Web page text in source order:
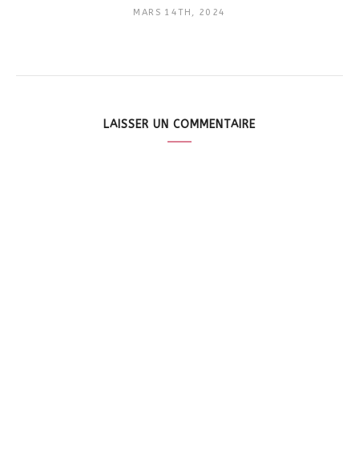
MARS 14TH, 2024
LAISSER UN COMMENTAIRE